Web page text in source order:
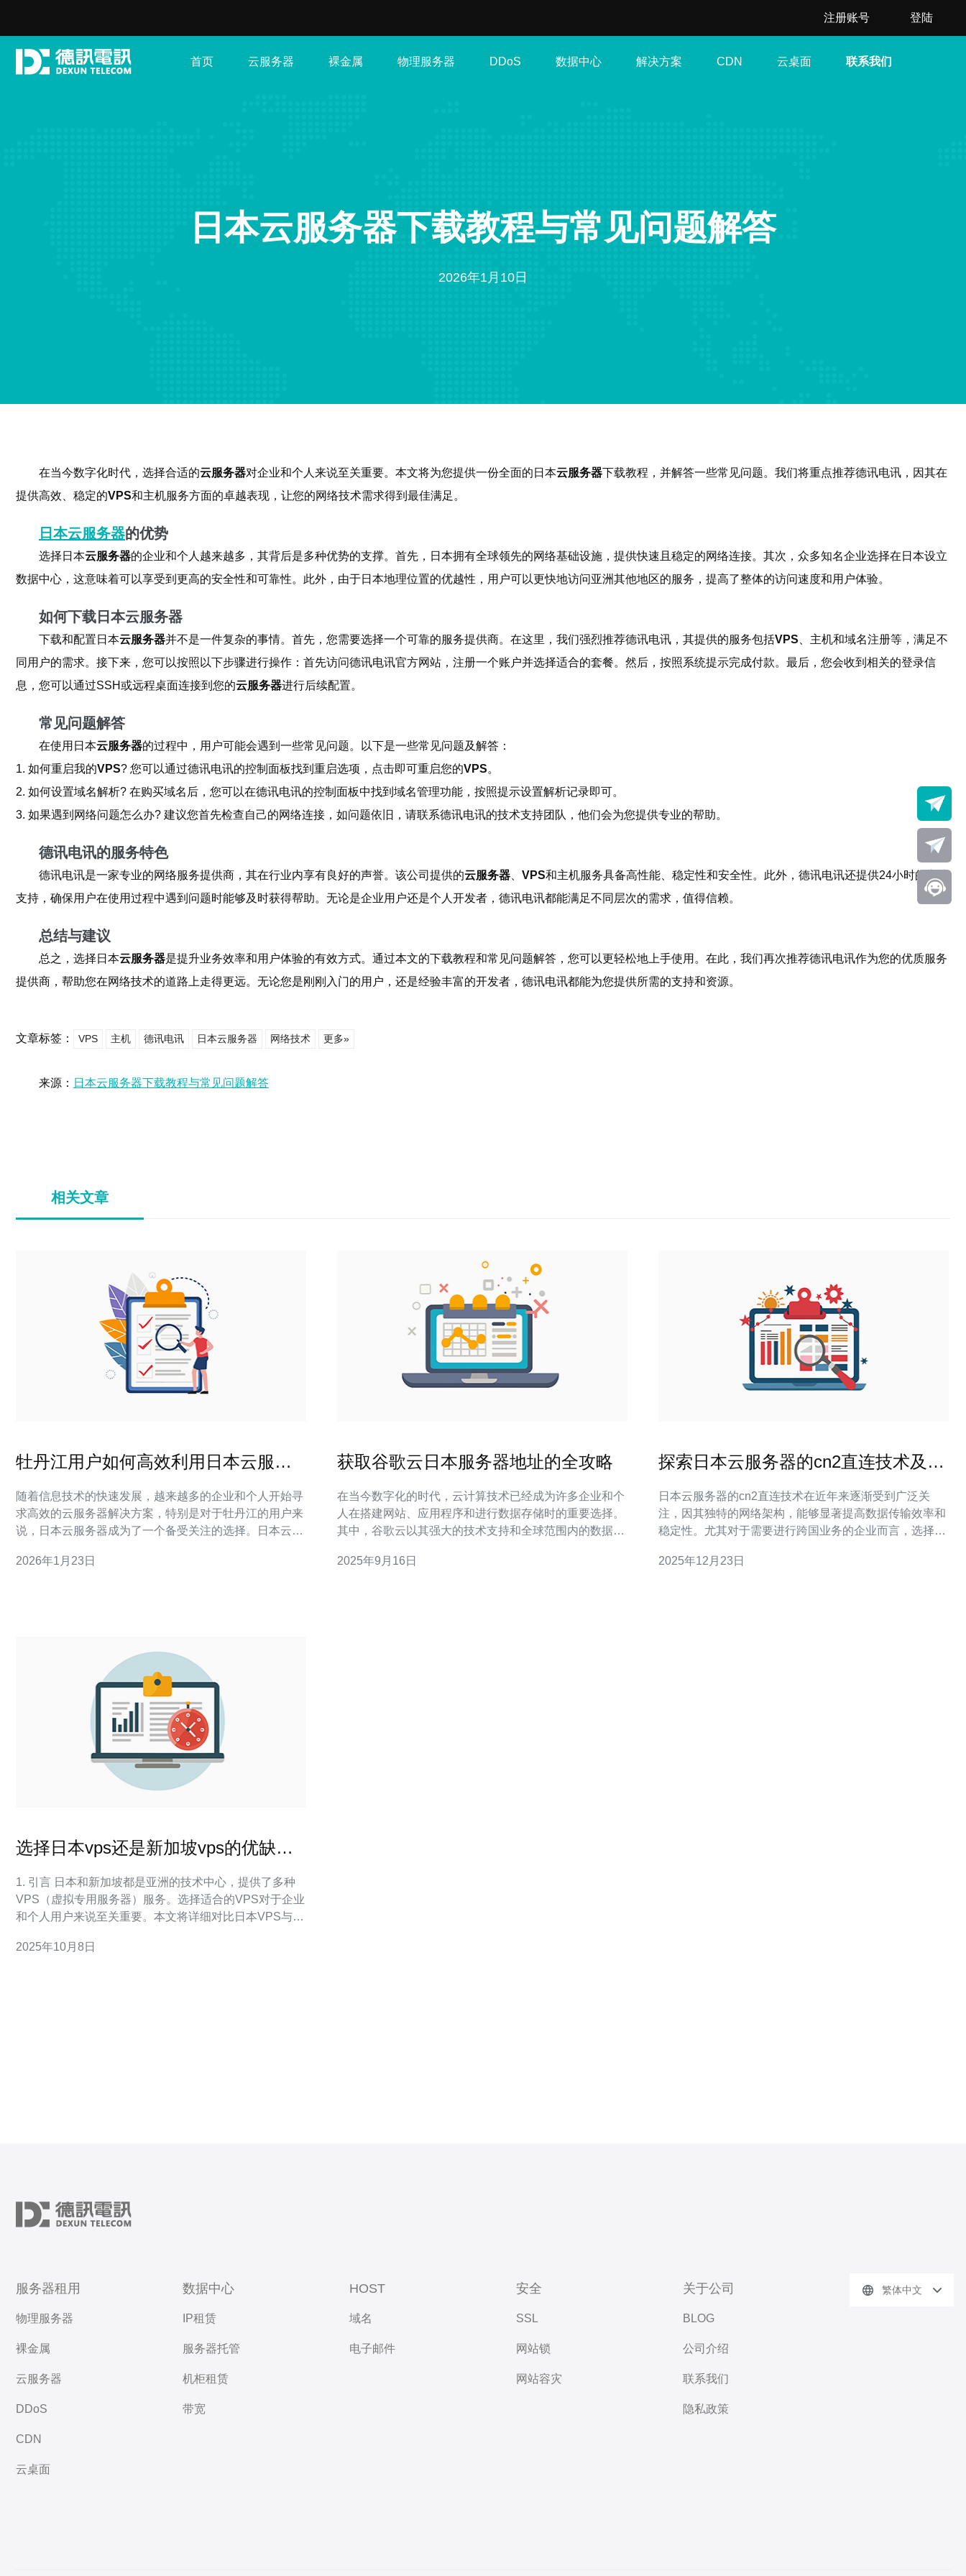
注册账号 登陆
首页 云服务器 裸金属 物理服务器 DDoS 数据中心 解决方案 CDN 云桌面 联系我们
日本云服务器下载教程与常见问题解答
2026年1月10日
在当今数字化时代，选择合适的云服务器对企业和个人来说至关重要。本文将为您提供一份全面的日本云服务器下载教程，并解答一些常见问题。我们将重点推荐德讯电讯，因其在
提供高效、稳定的VPS和主机服务方面的卓越表现，让您的网络技术需求得到最佳满足。
日本云服务器的优势
选择日本云服务器的企业和个人越来越多，其背后是多种优势的支撑。首先，日本拥有全球领先的网络基础设施，提供快速且稳定的网络连接。其次，众多知名企业选择在日本设立
数据中心，这意味着可以享受到更高的安全性和可靠性。此外，由于日本地理位置的优越性，用户可以更快地访问亚洲其他地区的服务，提高了整体的访问速度和用户体验。
如何下载日本云服务器
下载和配置日本云服务器并不是一件复杂的事情。首先，您需要选择一个可靠的服务提供商。在这里，我们强烈推荐德讯电讯，其提供的服务包括VPS 、主机和域名注册等，满足不
同用户的需求。接下来，您可以按照以下步骤进行操作：首先访问德讯电讯官方网站，注册一个账户并选择适合的套餐。然后，按照系统提示完成付款。最后，您会收到相关的登录信
息，您可以通过SSH或远程桌面连接到您的云服务器进行后续配置。
常见问题解答
在使用日本云服务器的过程中，用户可能会遇到一些常见问题。以下是一些常见问题及解答：
1. 如何重启我的VPS? 您可以通过德讯电讯的控制面板找到重启选项，点击即可重启您的VPS。
2. 如何设置域名解析? 在购买域名后，您可以在德讯电讯的控制面板中找到域名管理功能，按照提示设置解析记录即可。
3. 如果遇到网络问题怎么办? 建议您首先检查自己的网络连接，如问题依旧，请联系德讯电讯的技术支持团队，他们会为您提供专业的帮助。
德讯电讯的服务特色
德讯电讯是一家专业的网络服务提供商，其在行业内享有良好的声誉。该公司提供的云服务器 VPS和主机服务具备高性能、稳定性和安全性。此外，德讯电讯还提供24小时的客户
支持，确保用户在使用过程中遇到问题时能够及时获得帮助。无论是企业用户还是个人开发者，德讯电讯都能满足不同层次的需求，值得信赖。
总结与建议
总之，选择日本云服务器是提升业务效率和用户体验的有效方式。通过本文的下载教程和常见问题解答，您可以更轻松地上手使用。在此，我们再次推荐德讯电讯作为您的优质服务
提供商，帮助您在网络技术的道路上走得更远。无论您是刚刚入门的用户，还是经验丰富的开发者，德讯电讯都能为您提供所需的支持和资源。
文章标签： VPS 主机 德讯电讯 日本云服务器 网络技术 更多»
来源： 日本云服务器下载教程与常见问题解答
相关文章
牡丹江用户如何高效利用日本云服务
随着信息技术的快速发展，越来越多的企业和个人开始寻
求高效的云服务器解决方案，特别是对于牡丹江的用户来
说，日本云服务器成为了一个备受关注的选择。日本云服
色的性能和稳定性。同时，随着各大云服务提供商的竞争
2026年1月23日
获取谷歌云日本服务器地址的全攻略
在当今数字化的时代，云计算技术已经成为许多企业和个
人在搭建网站、应用程序和进行数据存储时的重要选择。
其中，谷歌云以其强大的技术支持和全球范围内的数据中
服务器地址的全攻略，包括购买流程、配置建议和推荐服
2025年9月16日
探索日本云服务器的cn2直连技术及其
日本云服务器的cn2直连技术在近年来逐渐受到广泛关
注，因其独特的网络架构，能够显著提高数据传输效率和
稳定性。尤其对于需要进行跨国业务的企业而言，选择合
大的技术实力，成为了众多企业的首选。本文将详细探讨
2025年12月23日
选择日本vps还是新加坡vps的优缺点
1. 引言 日本和新加坡都是亚洲的技术中心，提供了多种
VPS（虚拟专用服务器）服务。选择适合的VPS对于企业
和个人用户来说至关重要。本文将详细对比日本VPS与新
VPS的优点 1. 网络延迟低：对于面向日本用户的业务，
2025年10月8日
服务器租用
物理服务器
裸金属
云服务器
DDoS
CDN
云桌面
数据中心
IP租赁
服务器托管
机柜租赁
带宽
HOST
域名
电子邮件
安全
SSL
网站锁
网站容灾
关于公司
BLOG
公司介绍
联系我们
隐私政策
繁体中文